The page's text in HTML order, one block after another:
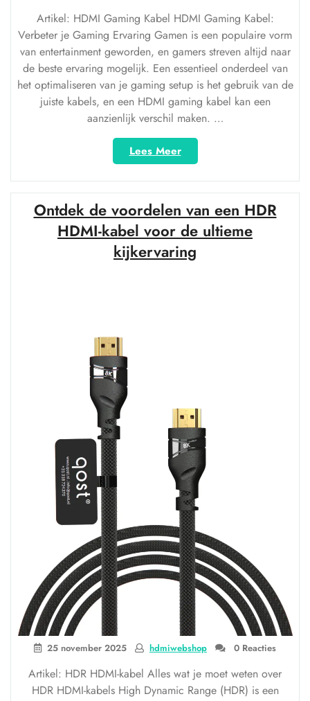
Artikel: HDMI Gaming Kabel HDMI Gaming Kabel:
Verbeter je Gaming Ervaring Gamen is een populaire vorm
van entertainment geworden, en gamers streven altijd naar
de beste ervaring mogelijk. Een essentieel onderdeel van
het optimaliseren van je gaming setup is het gebruik van de
juiste kabels, en een HDMI gaming kabel kan een
aanzienlijk verschil maken. …
Lees Meer“Optimaliseer
je
Gaming
Setup
met
een
HDMI
Gaming
Ontdek de voordelen van een HDR
HDMI-kabel voor de ultieme
kijkervaring
25 november 2025 hdmiwebshop 0 Reacties
Artikel: HDR HDMI-kabel Alles wat je moet weten over
HDR HDMI-kabels High Dynamic Range (HDR) is een